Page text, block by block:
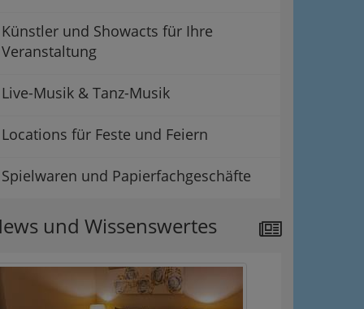
Künstler und Showacts für Ihre
Veranstaltung
Live-Musik & Tanz-Musik
Locations für Feste und Feiern
Spielwaren und Papierfachgeschäfte
und Wissenswertes